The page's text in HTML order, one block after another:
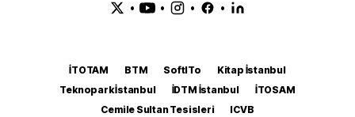
• • • •
İTOTAM BTM SoftITo
Kitap İstanbul
Teknopark İstanbul
İDTM İstanbul
İTOSAM
Cemile Sultan Tesisleri
ICVB